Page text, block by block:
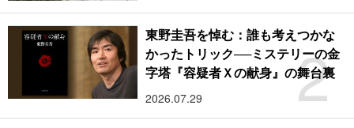
2
東野圭吾を悼む：誰も考えつかな
かったトリック──ミステリーの金
字塔『容疑者Ｘの献身』の舞台裏
2026.07.29